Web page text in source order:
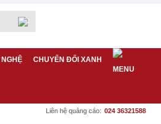
CHUYỂN ĐỔI XANH
Liên hệ quảng cáo: 024 36321588